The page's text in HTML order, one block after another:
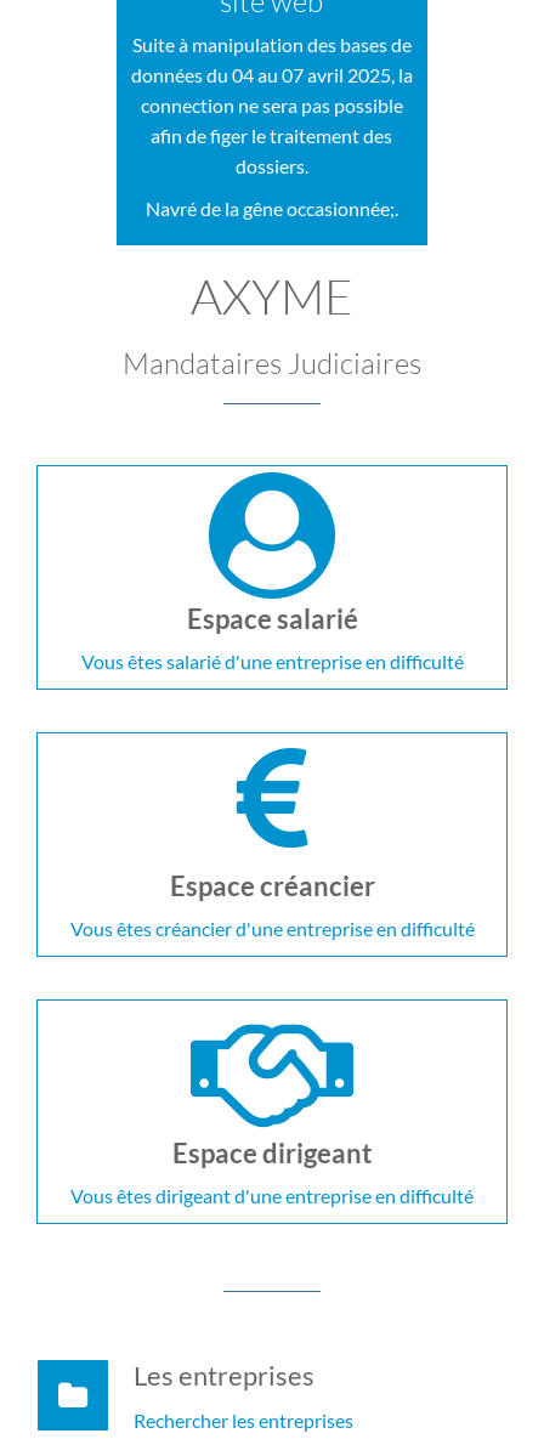
Suite à manipulation des bases de
données du 04 au 07 avril 2025, la
connection ne sera pas possible
afin de figer le traitement des
dossiers.
Navré de la gêne occasionnée;.
AXYME
Mandataires Judiciaires
Espace salarié
Vous êtes salarié d'une entreprise en difficulté
Espace créancier
Vous êtes créancier d'une entreprise en difficulté
Espace dirigeant
Vous êtes dirigeant d'une entreprise en difficulté
Les entreprises
Rechercher les entreprises